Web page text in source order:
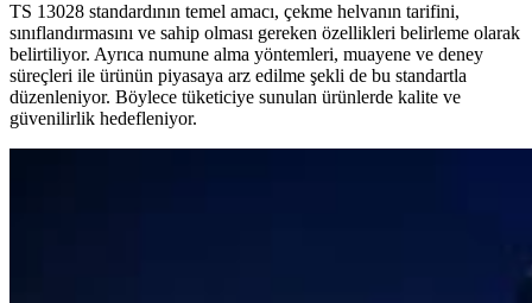
TS 13028 standardının temel amacı, çekme helvanın tarifini,
sınıflandırmasını ve sahip olması gereken özellikleri belirleme olarak
belirtiliyor. Ayrıca numune alma yöntemleri, muayene ve deney
süreçleri ile ürünün piyasaya arz edilme şekli de bu standartla
düzenleniyor. Böylece tüketiciye sunulan ürünlerde kalite ve
güvenilirlik hedefleniyor.